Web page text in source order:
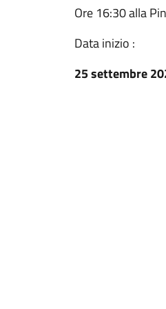
Ore 16:30 alla
Data inizio :
25 settembre